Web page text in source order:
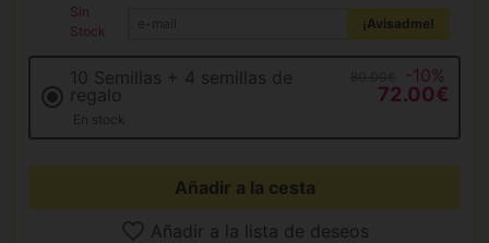
Sin
Stock
¡Avisadme!
10 Semillas + 4 semillas de
regalo
-10%
72.00€
En stock
Añadir a la cesta
Añadir a la lista de deseos